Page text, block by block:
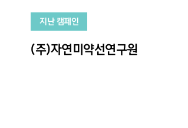
지난 캠페인
(주)자연미약선연구원